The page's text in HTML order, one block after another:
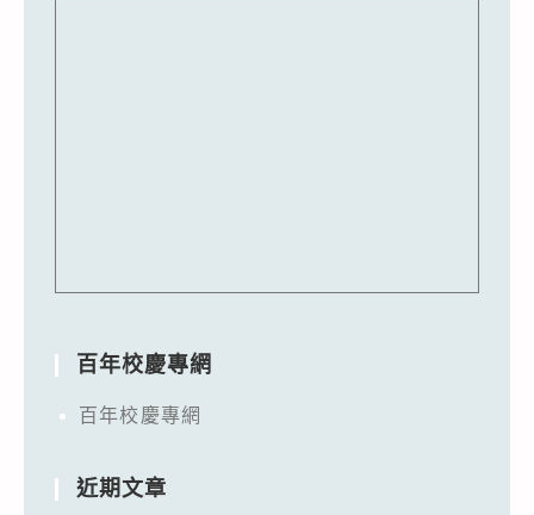
百年校慶專網
百年校慶專網
近期文章